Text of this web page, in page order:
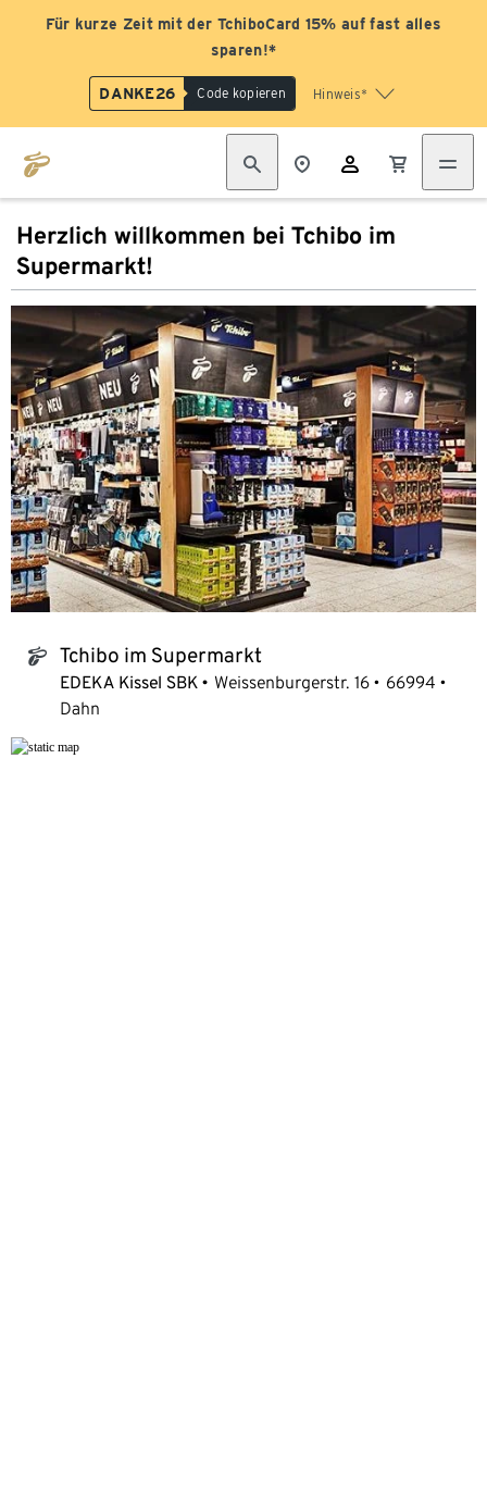
Für kurze Zeit mit der TchiboCard 15% auf fast alles
sparen!*
DANKE26 Code kopieren Hinweis*
Herzlich willkommen bei Tchibo im
Supermarkt!
tchibo_logo Tchibo im Supermarkt
EDEKA Kissel SBK Weissenburgerstr. 16
66994
Dahn